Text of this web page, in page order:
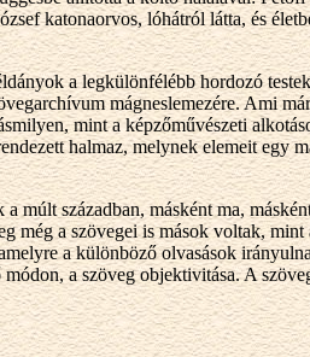
katonaorvos, lóhátról látta, és
a legkülönfélébb hordozó
mágneslemezére. Ami
mint a képzőművészeti
halmaz, melynek elemeit egy
században, másként ma,
még a szövegei is mások voltak,
a különböző olvasások
a szöveg objektivitása. A